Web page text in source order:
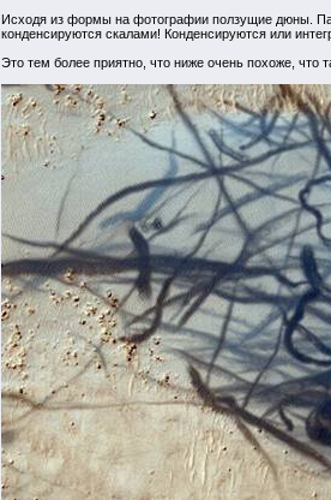
Исходя из формы на фотографии ползущие дюны.
конденсируются скалами! Конденсируются или
Это тем более приятно, что ниже очень похоже, что